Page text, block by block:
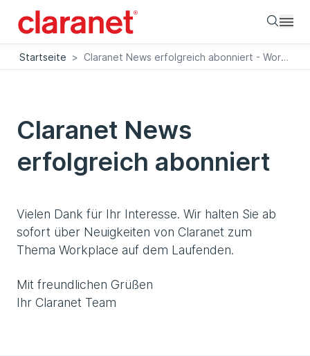
Startseite > Claranet News erfolgreich abonniert - Workplace
Claranet News
erfolgreich abonniert
Vielen Dank für Ihr Interesse. Wir halten Sie ab
sofort über Neuigkeiten von Claranet zum
Thema Workplace auf dem Laufenden.
Mit freundlichen Grüßen
Ihr Claranet Team